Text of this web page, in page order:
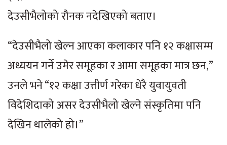
देउसीभैलोको रौनक नदेखिएको बताए।
“देउसीभैलो खेल्न आएका कलाकार पनि १२ कक्षासम्म
अध्ययन गर्ने उमेर समूहका र आमा समूहका मात्र छन,”
उनले भने “१२ कक्षा उत्तीर्ण गरेका धेरै युवायुवती
विदेशिदाको असर देउसीभैलो खेल्ने संस्कृतिमा पनि
देखिन थालेको हो।”